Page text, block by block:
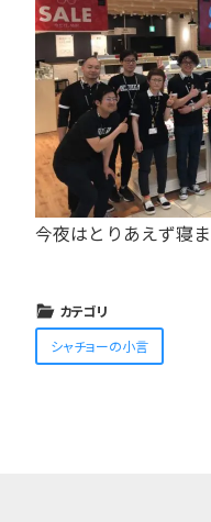
今夜はとりあえず寝
カテゴリ
シャチョーの小言